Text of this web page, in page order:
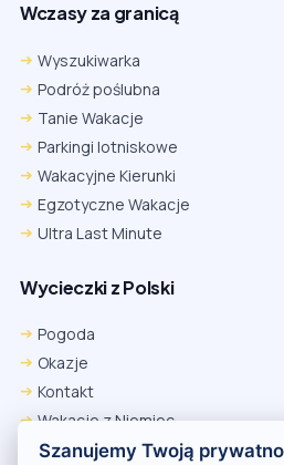
Wczasy za granicą
Wyszukiwarka
Podróż poślubna
Tanie Wakacje
Parkingi lotniskowe
Wakacyjne Kierunki
Egzotyczne Wakacje
Ultra Last Minute
Wycieczki z Polski
Pogoda
Okazje
Kontakt
Wakacje z Niemiec
Polityka Prywatności
Szanujemy Twoją